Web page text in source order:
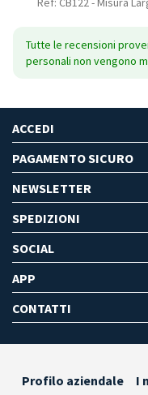
Tutte le recensioni
personali non vengono
ACCEDI
PAGAMENTO SICURO
NEWSLETTER
SPEDIZIONI
SOCIAL
APP
CONTATTI
Profilo aziendale I